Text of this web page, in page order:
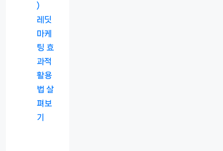
)
레딧
마케
팅 효
과적
활용
법 살
펴보
기